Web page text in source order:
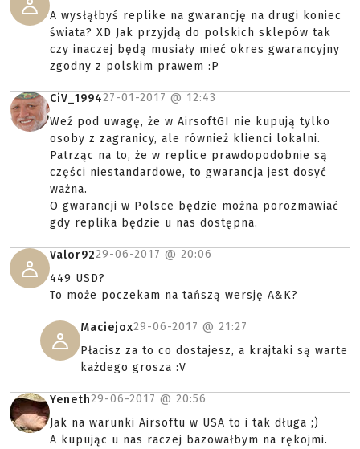
A wysłąłbyś replike na gwarancję na drugi koniec
świata? XD Jak przyjdą do polskich sklepów tak
czy inaczej będą musiały mieć okres gwarancyjny
zgodny z polskim prawem :P
CiV_199427-01-2017 @ 12:43
Weź pod uwagę, że w AirsoftGI nie kupują tylko
osoby z zagranicy, ale również klienci lokalni.
Patrząc na to, że w replice prawdopodobnie są
części niestandardowe, to gwarancja jest dosyć
ważna.
O gwarancji w Polsce będzie można porozmawiać
gdy replika będzie u nas dostępna.
Valor9229-06-2017 @ 20:06
449 USD?
To może poczekam na tańszą wersję A&K?
Maciejox29-06-2017 @ 21:27
Płacisz za to co dostajesz, a krajtaki są warte
każdego grosza :V
Yeneth29-06-2017 @ 20:56
Jak na warunki Airsoftu w USA to i tak długa ;)
A kupując u nas raczej bazowałbym na rękojmi.